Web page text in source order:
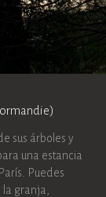
sus árboles y
una estancia
Puedes
granja,